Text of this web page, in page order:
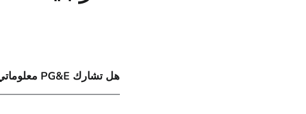
هل تشارك PG&E معلوماتي الشخصية مع أطراف خارجية؟